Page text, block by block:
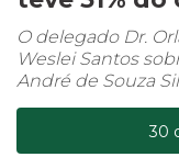
O delegado Dr.
Weslei Santos
André de Souza
30